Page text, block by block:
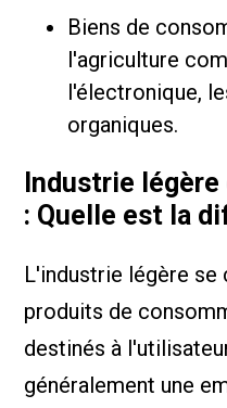
Biens de
l'agriculture
l'électronique,
organiques.
Industrie
: Quelle est la
L'industrie légère se
produits de
destinés à
généralement une